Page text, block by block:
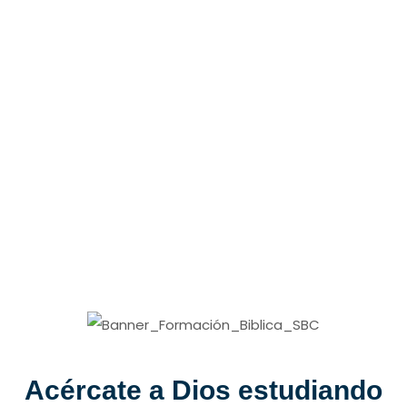
Acércate a Dios estudiando